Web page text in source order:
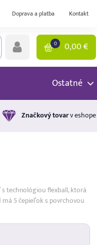
Doprava a platba Kontakt
0 0,00€
Ostatné
Značkový tovarv eshope
technológiou flexball, ktorá
5 čepieľok s povrchovou